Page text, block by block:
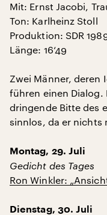
Mit: Ernst Jacobi,
Ton: Karlheinz Stoll
Produktion: SDR
Länge: 16‘49
Zwei Männer, deren
führen einen Dialog.
dringende Bitte des
sinnlos, da er nichts
Montag, 29. Juli
Gedicht des Tages
Ron Winkler:
Dienstag, 30. Juli